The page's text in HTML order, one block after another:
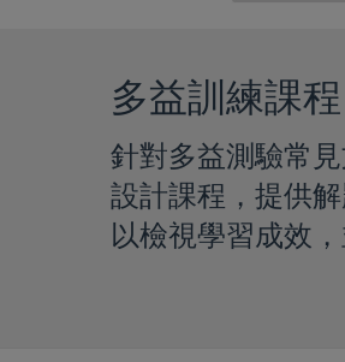
多益訓練課程
針對多益測驗常
設計課程，提供
以檢視學習成效